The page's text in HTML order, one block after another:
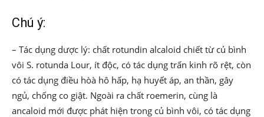
Chú ý:
– Tác dụng dược lý: chất rotundin alcaloid chiết từ củ bình
vôi S. rotunda Lour, ít độc, có tác dụng trấn kinh rõ rệt, còn
có tác dụng điều hòà hô hấp, hạ huyết áp, an thần, gây
ngủ, chống co giật. Ngoài ra chất roemerin, cùng là
ancaloid mới được phát hiện trong củ bình vôi, có tác dụng